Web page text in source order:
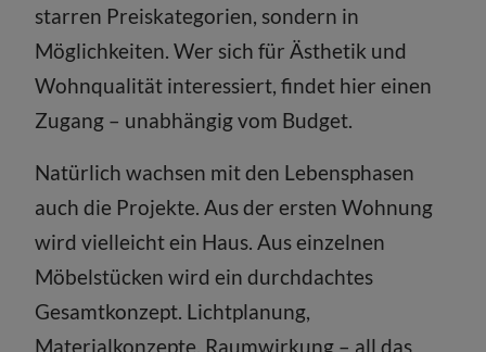
starren Preiskategorien, sondern in
Möglichkeiten. Wer sich für Ästhetik und
Wohnqualität interessiert, findet hier einen
Zugang – unabhängig vom Budget.
Natürlich wachsen mit den Lebensphasen
auch die Projekte. Aus der ersten Wohnung
wird vielleicht ein Haus. Aus einzelnen
Möbelstücken wird ein durchdachtes
Gesamtkonzept. Lichtplanung,
Materialkonzepte, Raumwirkung – all das